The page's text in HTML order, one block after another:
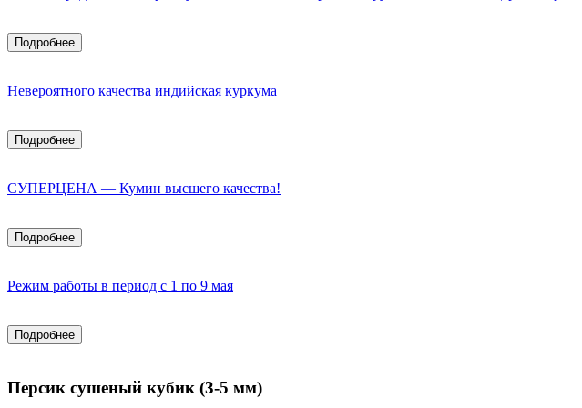
Подробнее
Невероятного качества индийская куркума
Подробнее
СУПЕРЦЕНА — Кумин высшего качества!
Подробнее
Режим работы в период с 1 по 9 мая
Подробнее
Персик сушеный кубик (3-5 мм)